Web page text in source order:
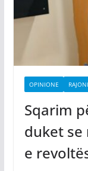
OPINIONE RAJONI
Sqarim
duket
e